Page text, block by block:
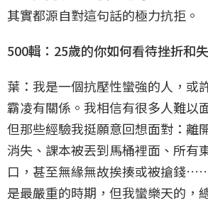
其實都源自對這句話的極力抗拒。
500輯：25歲的你如何看待挫折和
葉：我是一個抗壓性蠻強的人，或
霸凌有關係。我相信有很多人難以
但那些經驗我挺願意回想面對：離
消失、課本被丟到馬桶裡面、所有
口，甚至無緣無故挨揍或被搶錢
是最嚴重的時期，但我蠻樂天的，